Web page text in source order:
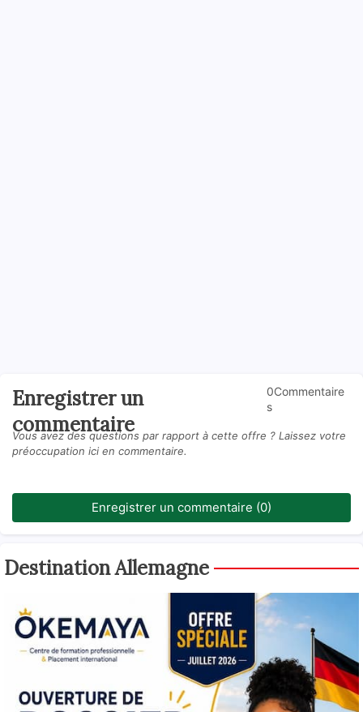
Enregistrer un
commentaire
0Commentaire
s
Vous avez des questions par rapport à cette offre ? Laissez votre
préoccupation ici en commentaire.
Enregistrer un commentaire (0)
Destination Allemagne